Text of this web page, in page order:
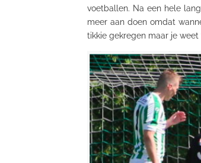
voetballen. Na een hele
meer aan doen omdat
tikkie gekregen maar je